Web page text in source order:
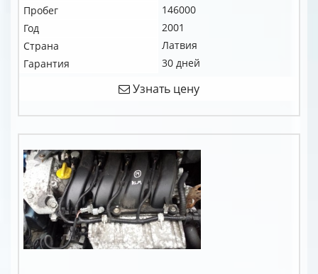
Пробег
146000
Год
2001
Страна
Латвия
Гарантия
30 дней
Узнать цену